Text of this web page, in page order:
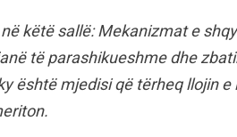
këtë sallë: Mekanizmat e
të parashikueshme dhe
është mjedisi që tërheq llojin